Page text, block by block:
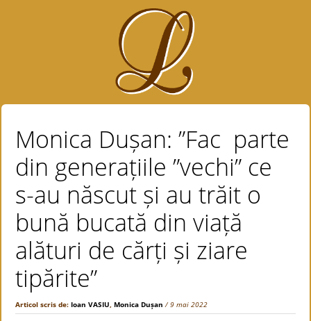
Monica Dușan: ”Fac parte
din generațiile ”vechi” ce
s-au născut și au trăit o
bună bucată din viață
alături de cărți și ziare
tipărite”
Articol scris de:Ioan VASIU,Monica Dușan / 9 mai 2022